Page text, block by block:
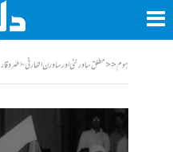
ہوم<<مطلق ساورنٹی اور ساورن اتھارٹی - اطہروقار